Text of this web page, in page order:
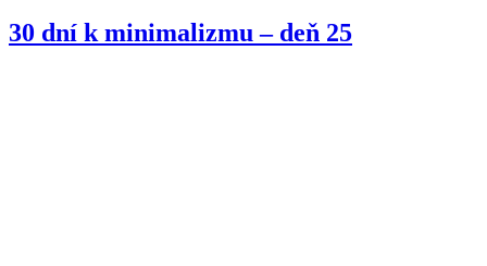
30 dní k minimalizmu – deň 25